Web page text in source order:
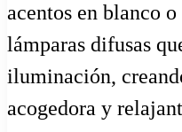
acentos en blanco
lámparas difusas
iluminación,
acogedora y